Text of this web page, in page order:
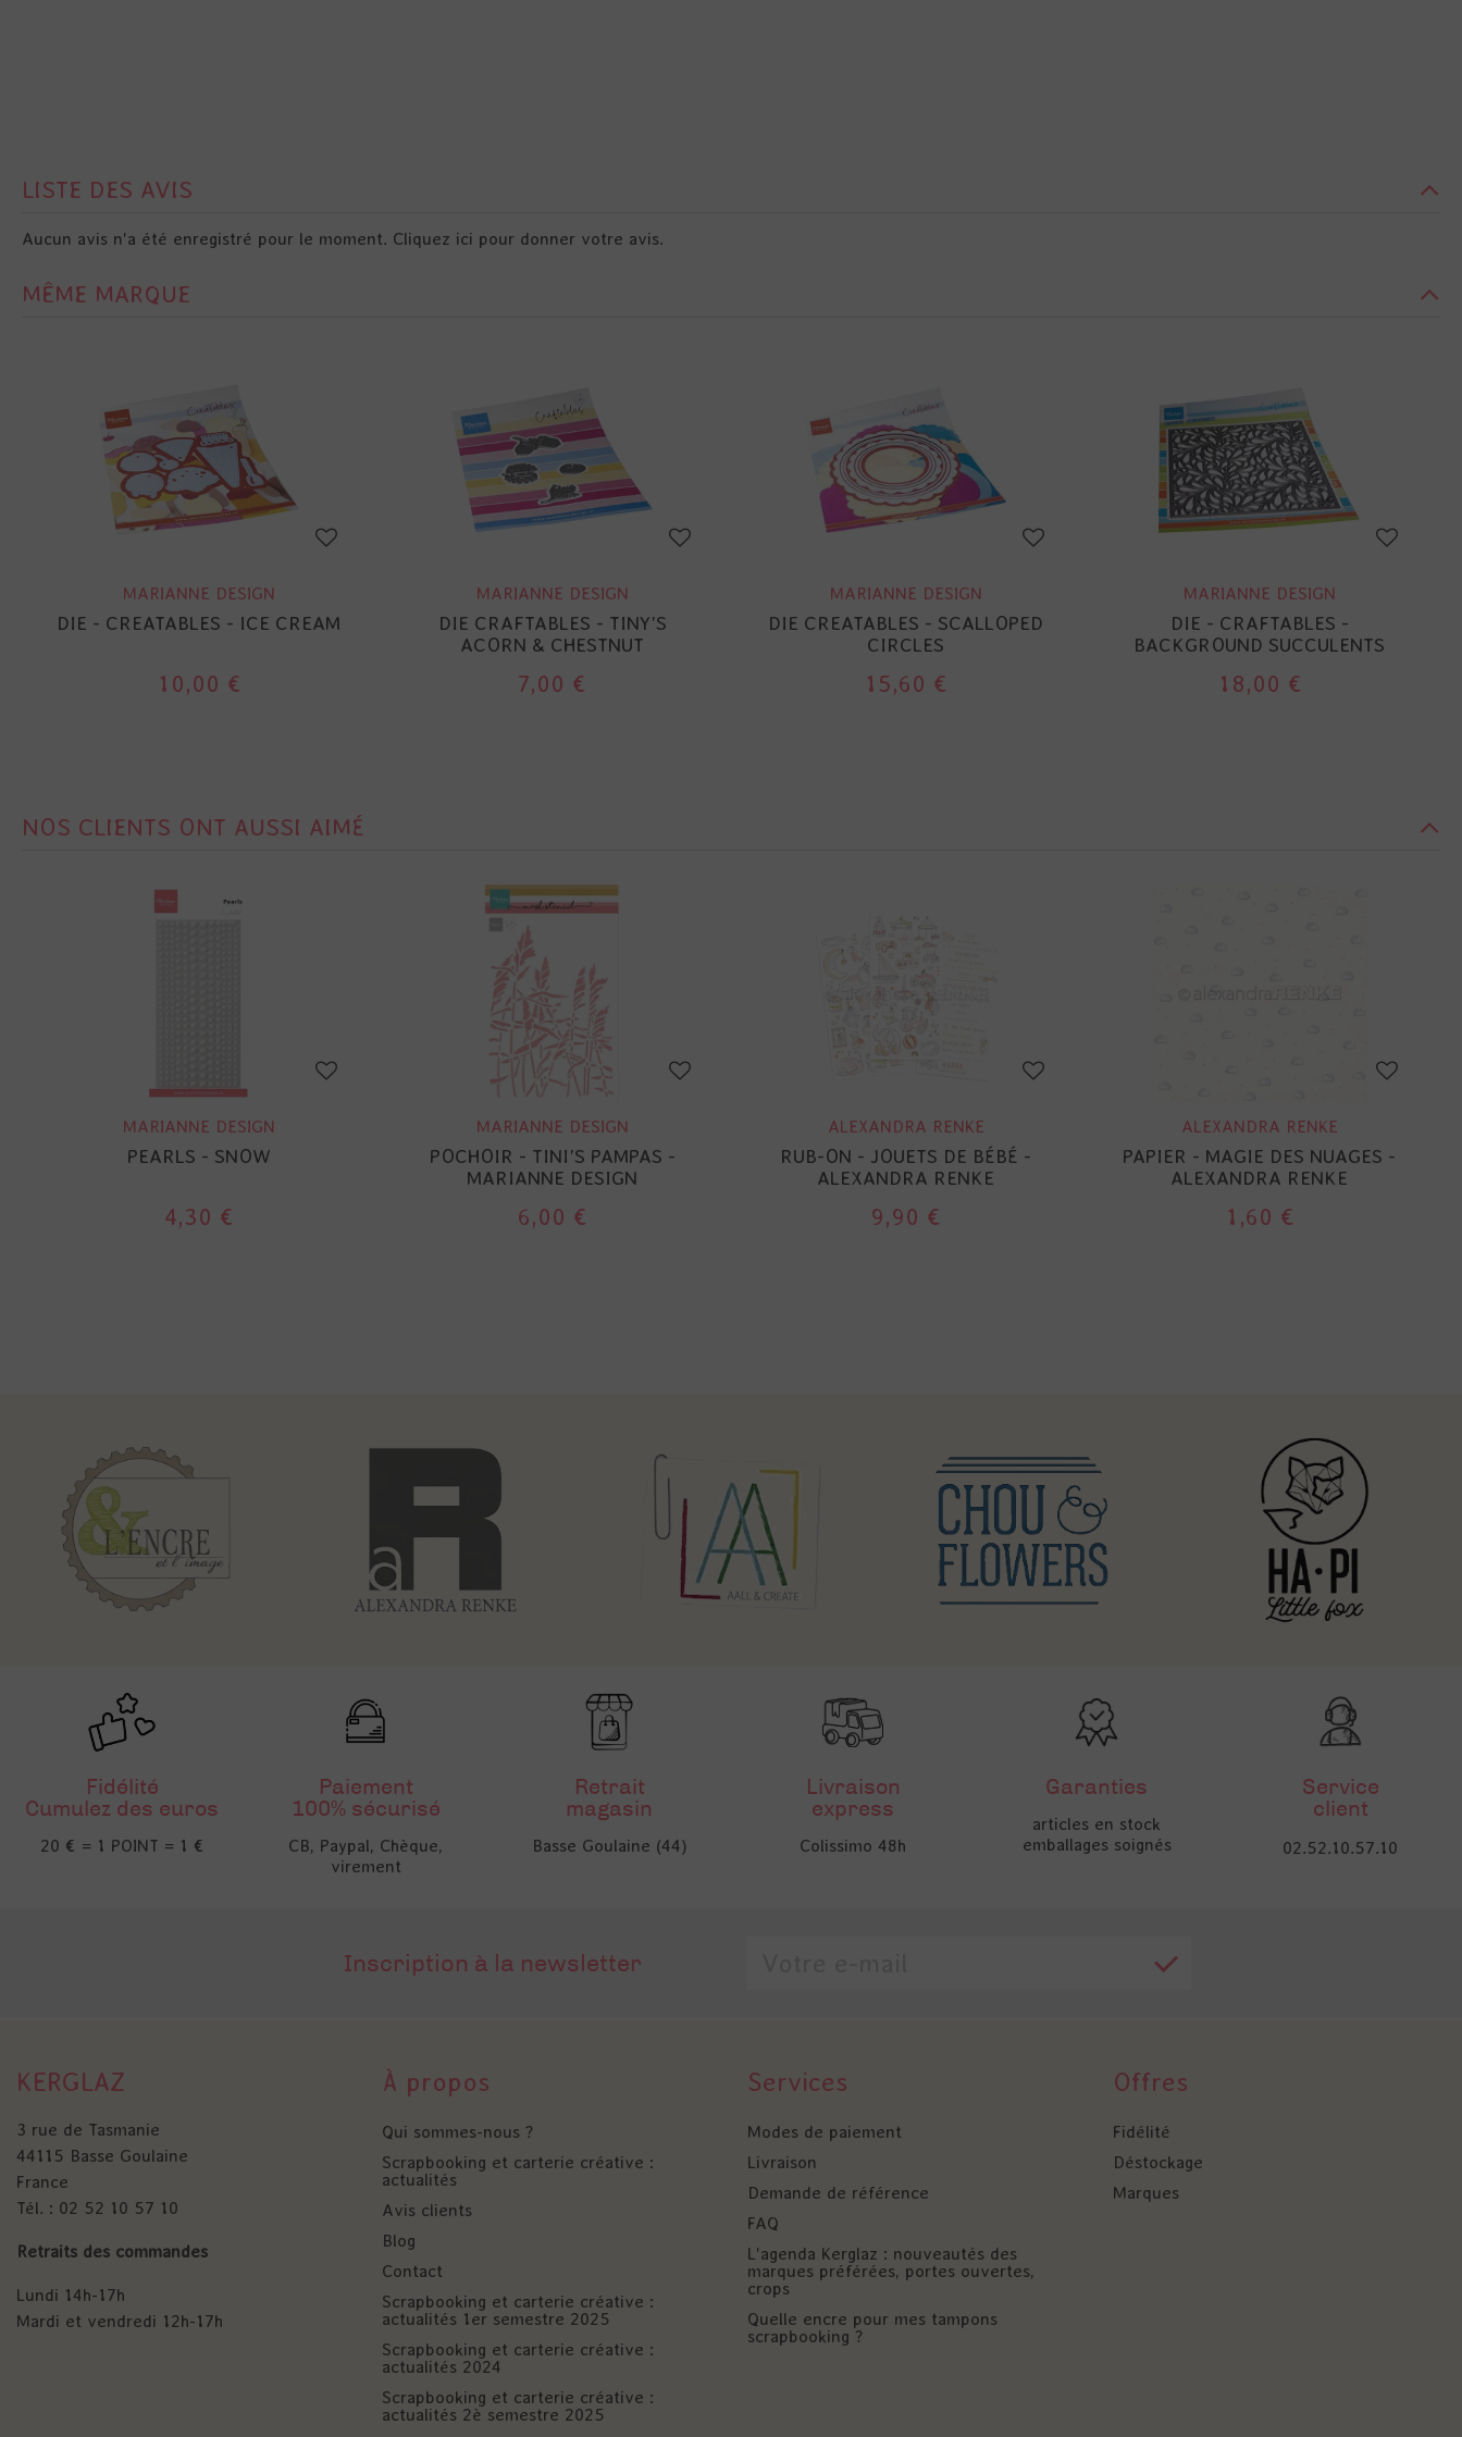
LISTE DES AVIS
Aucun avis n'a été enregistré pour le moment. Cliquez ici pour donner votre avis.
MÊME MARQUE
MARIANNE DESIGN
DIE - CREATABLES - ICE CREAM
10,00 €
MARIANNE DESIGN
DIE CRAFTABLES - TINY'S
ACORN & CHESTNUT
7,00 €
MARIANNE DESIGN
DIE CREATABLES - SCALLOPED
CIRCLES
15,60 €
MARIANNE DESIGN
DIE - CRAFTABLES -
BACKGROUND SUCCULENTS
18,00 €
NOS CLIENTS ONT AUSSI AIMÉ
MARIANNE DESIGN
PEARLS - SNOW
4,30 €
MARIANNE DESIGN
POCHOIR - TINI'S PAMPAS -
MARIANNE DESIGN
6,00 €
ALEXANDRA RENKE
RUB-ON - JOUETS DE BÉBÉ -
ALEXANDRA RENKE
9,90 €
ALEXANDRA RENKE
PAPIER - MAGIE DES NUAGES -
ALEXANDRA RENKE
1,60 €
Fidélité
Cumulez des euros
20 € = 1 POINT = 1 €
Paiement
100% sécurisé
CB, Paypal, Chèque,
virement
Retrait
magasin
Basse Goulaine (44)
Livraison
express
Colissimo 48h
Garanties
articles en stock
emballages soignés
Service
client
02.52.10.57.10
Inscription à la newsletter
KERGLAZ
3 rue de Tasmanie
44115 Basse Goulaine
France
Tél. : 02 52 10 57 10
Retraits des commandes
Lundi 14h-17h
Mardi et vendredi 12h-17h
À propos
Qui sommes-nous ?
Scrapbooking et carterie créative :
actualités
Avis clients
Blog
Contact
Scrapbooking et carterie créative :
actualités 1er semestre 2025
Scrapbooking et carterie créative :
actualités 2024
Scrapbooking et carterie créative :
actualités 2è semestre 2025
Services
Modes de paiement
Livraison
Demande de référence
FAQ
L'agenda Kerglaz : nouveautés des
marques préférées, portes ouvertes,
crops
Quelle encre pour mes tampons
scrapbooking ?
Offres
Fidélité
Déstockage
Marques